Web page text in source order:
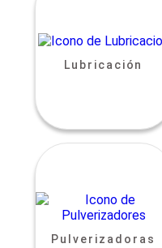
Lubricación
Pulverizadoras